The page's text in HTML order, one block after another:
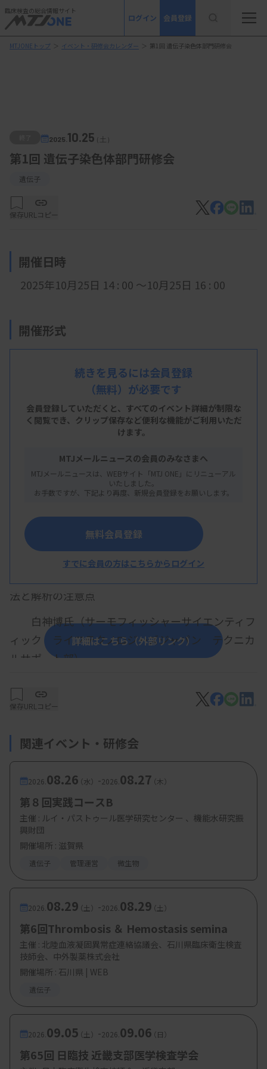
臨床検査の総合情報サイト
ログイン 会員登録
MTJONEトップ ＞ イベント・研修会カレンダー ＞ 第1回 遺伝子染色体部門研修会
2025. 10.25（土）
第1回 遺伝子染色体部門研修会
遺伝子
保存URLコピー
開催日時
2025年10月25日 14: 00 ～10月25日 16 : 00
開催形式
LIVE配信
主 催
検査技師会
・テーマ： 遺伝子検査 エキスパートな臨床検
査技師を目指して
法と解析の注意点
白神博氏（サーモフィッシャーサイエンティフ
ィック ライフテクノロジーズジャパン テクニカ
ルサポート部）
次世代シーケンサを用いるパネル検査の特徴～
フィック ライフテクノロジーズジャパン クリニカ
ルシーケンシング部）
・演題３：愛知県がんセンターにおけるがん遺伝
子パネル検査の実際と円滑な多職種連携のポイント
（仮）
山口真澄氏（愛知県がんセンター 医療の質改
善室・ゲノム医療センター がんゲノム医療コーデ
ィネーター）
【参加費・定員など】
・会 費： 無料
・対 象： 日臨技会員、滋賀臨技会員、学生・
その他の医療関係者
・定 員 ：100名
詳細はこちら（外部リンク）
続きを見るには会員登録
（無料）が必要です
会員登録していただくと、すべてのイベント詳細が制限な
く閲覧でき、 クリップ保存など便利な機能がご利用いただ
けます。
MTJメールニュースの会員のみなさまへ
MTJメールニュースは、WEBサイト「MTJ ONE」にリニューアル
いたしました。
お手数ですが、下記より再度、新規会員登録をお願いします。
無料会員登録
すでに会員の方はこちらからログイン
保存URLコピー
関連イベント・研修会
2026. 08.26（水） -2026. 08.27（木）
第８回実践コースB
主催 : ルイ・パストゥール医学研究センター 、機能水研究振
興財団
開催場所 : 滋賀県
遺伝子 管理運営 微生物
2026. 08.29（土） -2026. 08.29（土）
第6回Thrombosis ＆ Hemostasis semina
主催 : 北陸血液凝固異常症連絡協議会、石川県臨床衛生検査
技師会、中外製薬株式会社
開催場所 : 石川県 | WEB
遺伝子
2026. 09.05（土） -2026. 09.06（日）
第65回 日臨技 近畿支部医学検査学会